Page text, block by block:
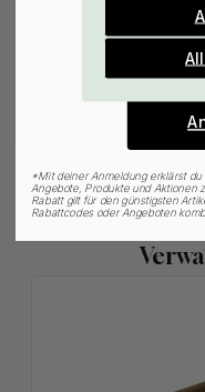
127
Möbelgriffe &
*Mit deiner Anmeldung erklärst
Angebote, Produkte und Aktionen
Rabatt gilt für den günstigsten
Rabattcodes oder Angeboten